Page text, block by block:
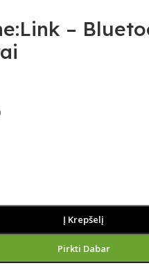
–
Į Krepšelį
Pirkti Dabar